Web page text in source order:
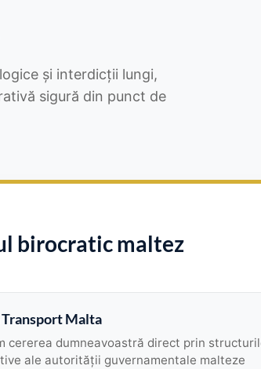
și interdicții lungi,
sigură din punct de
birocratic maltez
Malta
cererea dumneavoastră direct prin
ale autorității guvernamentale malteze